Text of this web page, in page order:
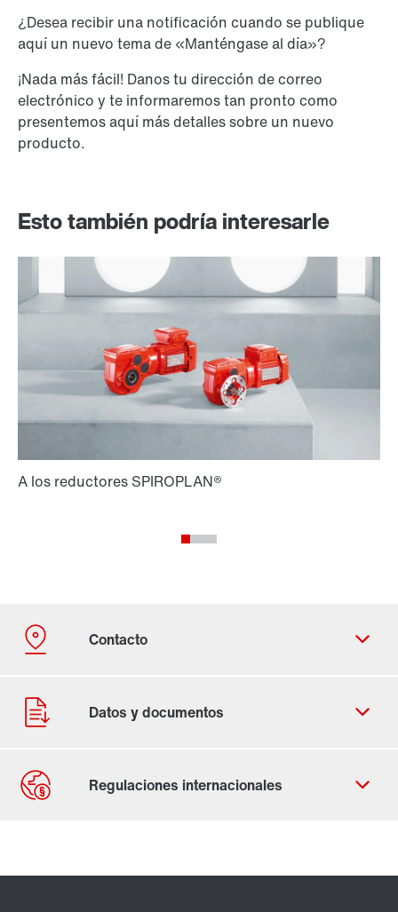
¿Desea recibir una notificación cuando se publique
aquí un nuevo tema de «Manténgase al día»?
¡Nada más fácil! Danos tu dirección de correo
electrónico y te informaremos tan pronto como
presentemos aquí más detalles sobre un nuevo
producto.
Esto también podría interesarle